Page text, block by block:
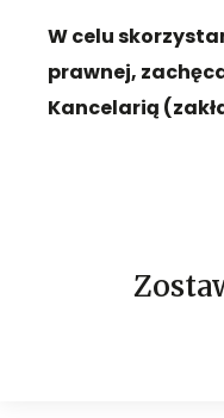
W celu
prawnej,
Kancelarią